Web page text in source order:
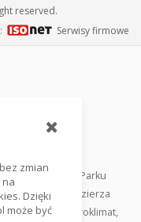
reserved.
Serwisy firmowe
tuż przy Parku
i jezior pojezierza
swoisty mikroklimat,
zmian
Dzięki
może być